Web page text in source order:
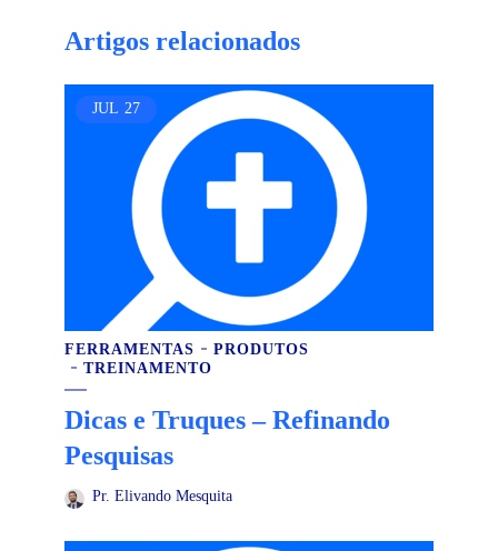
Artigos relacionados
JUL 27
FERRAMENTAS
PRODUTOS
TREINAMENTO
Dicas e Truques – Refinando
Pesquisas
Pr. Elivando Mesquita